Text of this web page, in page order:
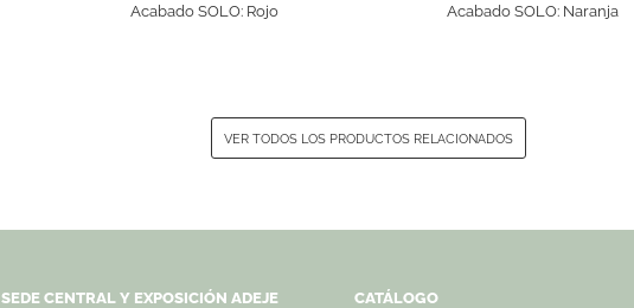
Acabado SOLO: Rojo Acabado SOLO: Naranja
VER TODOS LOS PRODUCTOS RELACIONADOS
SEDE CENTRAL Y EXPOSICIÓN ADEJE
CATÁLOGO